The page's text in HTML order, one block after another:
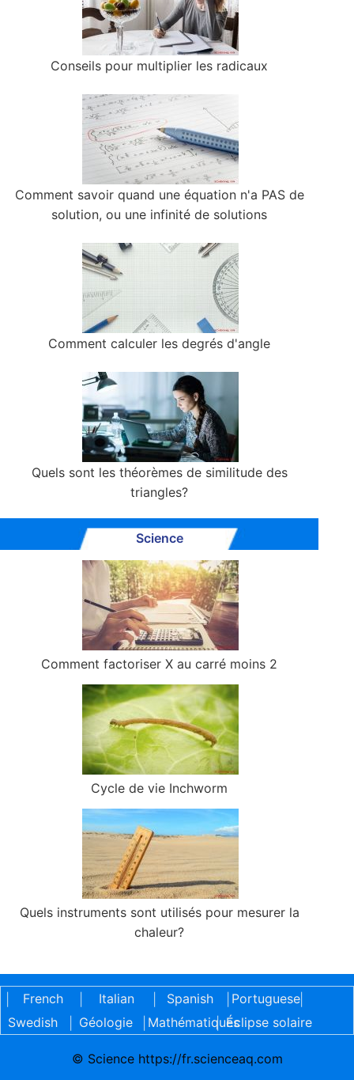
Conseils pour multiplier les radicaux
Comment savoir quand une équation n'a PAS de
solution, ou une infinité de solutions
Comment calculer les degrés d'angle
Quels sont les théorèmes de similitude des
triangles?
Science
Comment factoriser X au carré moins 2
Cycle de vie Inchworm
Quels instruments sont utilisés pour mesurer la
chaleur?
French Italian Spanish Portuguese|
Swedish
Géologie Mathématiques
| Éclipse solaire
© Science https://fr.scienceaq.com